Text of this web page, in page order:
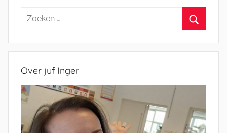
Zoeken
Over juf Inger